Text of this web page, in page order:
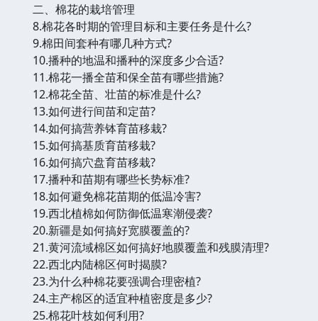
二、棉花的栽培管理
8.棉花各时期的管理目标和主要任务是什么?
9.棉田间套种有哪几种方式?
10.播种的地温和播种的深度多少合适?
11.棉花一播全苗和保全苗有哪些措施?
12.棉花全苗、壮苗的标准是什么?
13.如何进行间苗和定苗?
14.如何搞营养钵育苗移栽?
15.如何搞基质育苗移栽?
16.如何搞穴盘育苗移栽?
17.播种和苗期有哪些长势标准?
18.如何避免棉花苗期的低温冷害?
19.西北植棉如何防御低温寒潮侵袭?
20.新疆是如何搞好宽膜覆盖的?
21.黄河流域棉区如何搞好地膜覆盖和残膜清理?
22.西北内陆棉区何时揭膜?
23.为什么种棉花要强调合理密植?
24.主产棉区的适宜种植密度是多少?
25.棉花叶枝如何利用?